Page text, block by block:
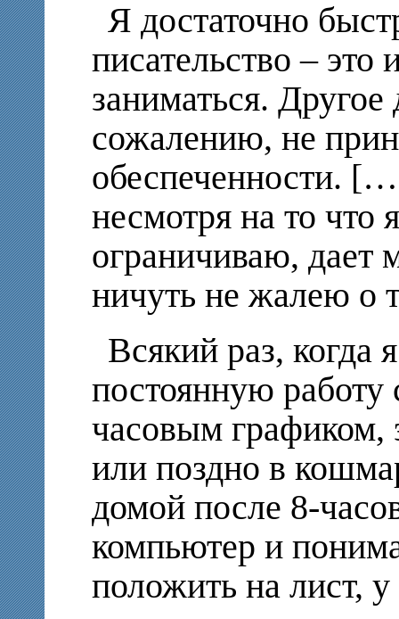
Я достаточно
писательство –
заниматься. Другое
сожалению, не
обеспеченности.
несмотря на то что
ограничиваю, дает
ничуть не жалею о
Всякий раз, когда
постоянную работу
часовым графиком,
или поздно в
домой после 8-
компьютер и
положить на лист,